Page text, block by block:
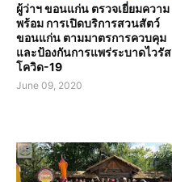
ผู้ว่าฯ ขอนแก่น ตรวจเยี่ยมความ
พร้อม การเปิดบริการสวนสัตว์
ขอนแก่น ตามมาตรการควบคุม
และป้องกันการแพร่ระบาดไวรัส
โควิด-19
June 09, 2020